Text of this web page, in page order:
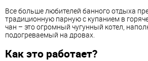
Все больше любителей банного отдыха
традиционную парную с купанием в
чан – это огромный чугунный котел,
подогреваемый на дровах.
Как это работает?